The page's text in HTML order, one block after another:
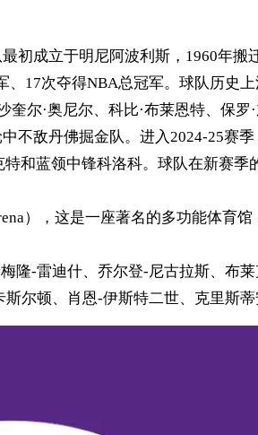
初成立于明尼阿波利斯，1960年
17次夺得NBA总冠军。球队历史
尔·奥尼尔、科比·布莱恩特、保罗
不敌丹佛掘金队。进入2024-25赛
和蓝领中锋科洛科。球队在新赛
），这是一座著名的多功能体育
隆-雷迪什、乔尔登-尼古拉斯、布
尔顿、肖恩-伊斯特二世、克里斯蒂